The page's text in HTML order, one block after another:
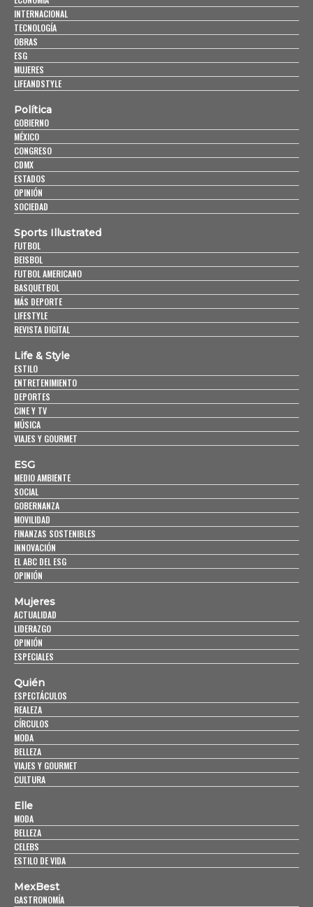
INTERNACIONAL
TECNOLOGÍA
OBRAS
ESG
MUJERES
LIFEANDSTYLE
Política
GOBIERNO
MÉXICO
CONGRESO
CDMX
ESTADOS
OPINIÓN
SOCIEDAD
Sports Illustrated
FUTBOL
BEISBOL
FUTBOL AMERICANO
BASQUETBOL
MÁS DEPORTE
LIFESTYLE
REVISTA DIGITAL
Life & Style
ESTILO
ENTRETENIMIENTO
DEPORTES
CINE Y TV
MÚSICA
VIAJES Y GOURMET
ESG
MEDIO AMBIENTE
SOCIAL
GOBERNANZA
MOVILIDAD
FINANZAS SOSTENIBLES
INNOVACIÓN
EL ABC DEL ESG
OPINIÓN
Mujeres
ACTUALIDAD
LIDERAZGO
OPINIÓN
ESPECIALES
Quién
ESPECTÁCULOS
REALEZA
CÍRCULOS
MODA
BELLEZA
VIAJES Y GOURMET
CULTURA
Elle
MODA
BELLEZA
CELEBS
ESTILO DE VIDA
MexBest
GASTRONOMÍA